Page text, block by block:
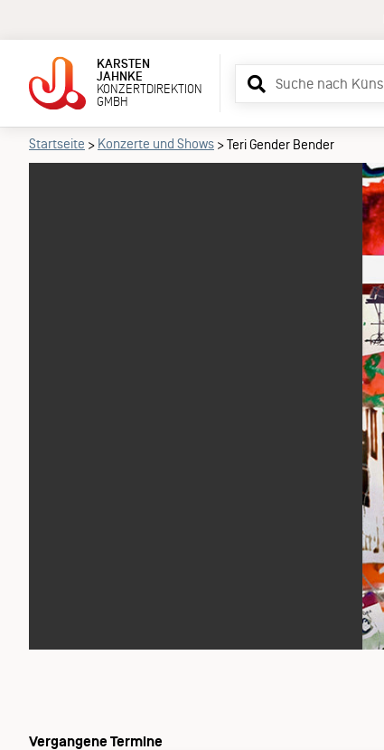
KARSTEN
JAHNKE
KONZERTDIREKTION
GMBH
Suchbegriff
eingeben
Startseite > Konzerte und Shows >Teri Gender Bender
Vergangene Termine